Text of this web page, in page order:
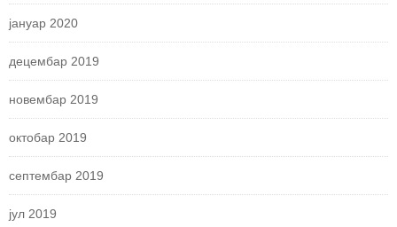
јануар 2020
децембар 2019
новембар 2019
октобар 2019
септембар 2019
јул 2019